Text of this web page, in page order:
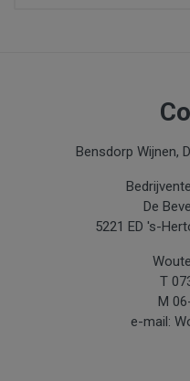
Bensdorp Wijnen,
De
5221 ED 's-
T
M
e-mail: